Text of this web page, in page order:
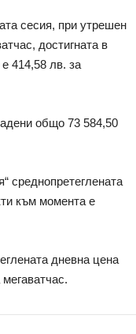
сесия, при утрешен
достигната в
414,58 лв. за
общо 73 584,50
среднопретеглената
към момента е
дневна цена